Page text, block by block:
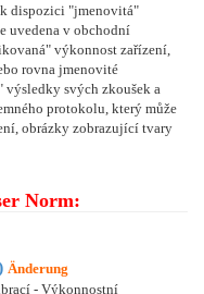
dispozici "jmenovitá"
uvedena v obchodní
výkonnost zařízení,
rovna jmenovité
svých zkoušek a
protokolu, který může
obrázky zobrazující tvary
Norm:
Änderung
- Výkonnostní